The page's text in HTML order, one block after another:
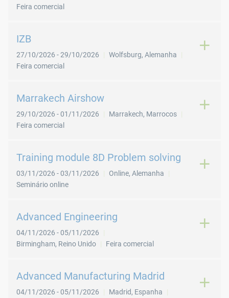
Feira comercial
IZB
27/10/2026 -29/10/2026 Wolfsburg, Alemanha
Feira comercial
Marrakech Airshow
29/10/2026 -01/11/2026 Marrakech, Marrocos
Feira comercial
Training module 8D Problem solving
03/11/2026 -03/11/2026 Online, Alemanha
Seminário online
Advanced Engineering
04/11/2026 -05/11/2026
Birmingham, Reino Unido Feira comercial
Advanced Manufacturing Madrid
04/11/2026 -05/11/2026 Madrid, Espanha